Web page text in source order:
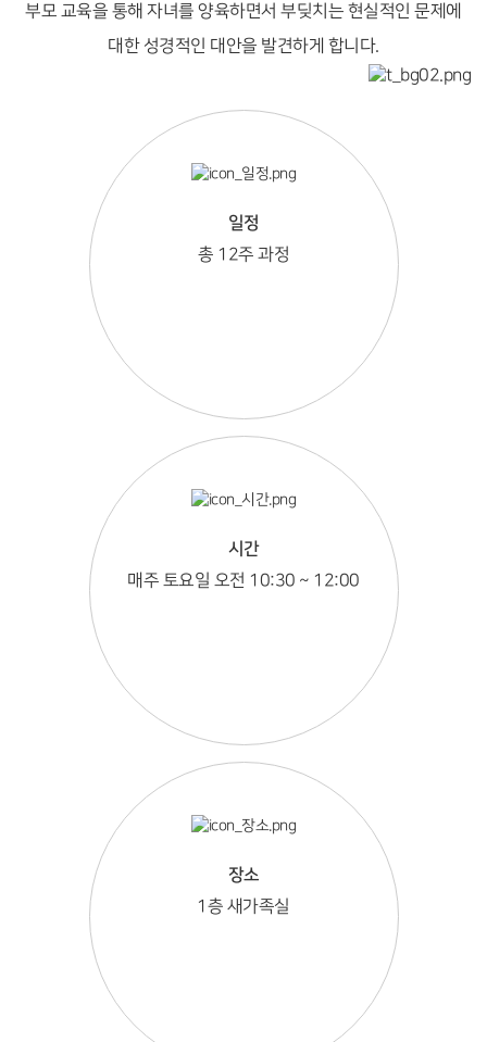
부모 교육을 통해 자녀를 양육하면서 부딪치는 현실적인 문제에
대한 성경적인 대안을 발견하게 합니다.
일정
총 12주 과정
시간
매주 토요일 오전 10:30 ~ 12:00
장소
1층 새가족실